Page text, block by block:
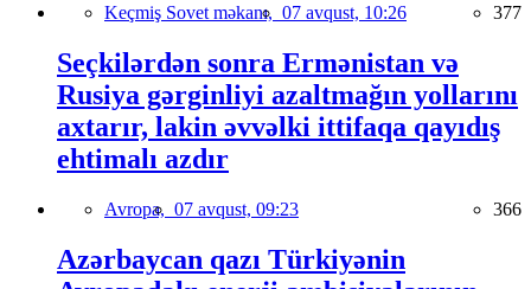
Keçmiş Sovet məkanı, 07 avqust, 10:26 377
Seçkilərdən sonra Ermənistan və
Rusiya gərginliyi azaltmağın yollarını
axtarır, lakin əvvəlki ittifaqa qayıdış
ehtimalı azdır
Avropa, 07 avqust, 09:23 366
Azərbaycan qazı Türkiyənin